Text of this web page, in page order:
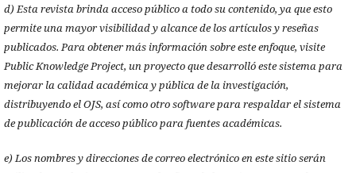
d) Esta revista brinda acceso público a todo su contenido, ya que esto
permite una mayor visibilidad y alcance de los artículos y reseñas
publicados. Para obtener más información sobre este enfoque, visite
Public Knowledge Project, un proyecto que desarrolló este sistema para
mejorar la calidad académica y pública de la investigación,
distribuyendo el OJS, así como otro software para respaldar el sistema
de publicación de acceso público para fuentes académicas.
e) Los nombres y direcciones de correo electrónico en este sitio serán